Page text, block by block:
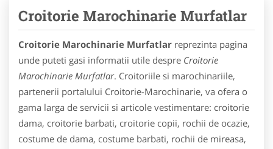
Croitorie Marochinarie Murfatlar
Croitorie Marochinarie Murfatlar reprezinta pagina
unde puteti gasi informatii utile despre Croitorie
Marochinarie Murfatlar. Croitoriile si marochinariile,
partenerii portalului Croitorie-Marochinarie, va ofera o
gama larga de servicii si articole vestimentare: croitorie
dama, croitorie barbati, croitorie copii, rochii de ocazie,
costume de dama, costume barbati, rochii de mireasa,